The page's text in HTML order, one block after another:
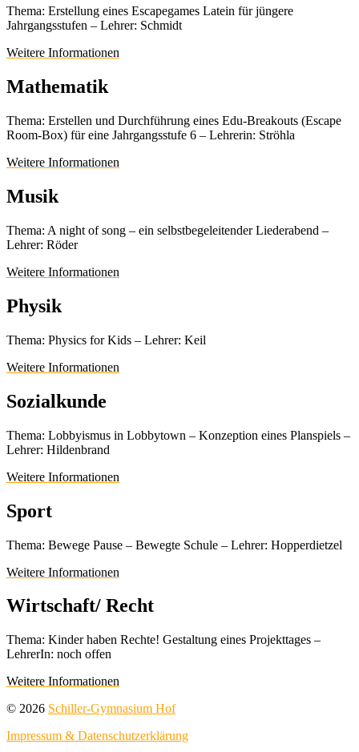
Thema: Erstellung eines Escapegames Latein für jüngere
Jahrgangsstufen – Lehrer: Schmidt
Weitere Informationen
Mathematik
Thema: Erstellen und Durchführung eines Edu-Breakouts (Escape
Room-Box) für eine Jahrgangsstufe 6 – Lehrerin: Ströhla
Weitere Informationen
Musik
Thema: A night of song – ein selbstbegeleitender Liederabend –
Lehrer: Röder
Weitere Informationen
Physik
Thema: Physics for Kids – Lehrer: Keil
Weitere Informationen
Sozialkunde
Thema: Lobbyismus in Lobbytown – Konzeption eines Planspiels –
Lehrer: Hildenbrand
Weitere Informationen
Sport
Thema: Bewege Pause – Bewegte Schule – Lehrer: Hopperdietzel
Weitere Informationen
Wirtschaft/ Recht
Thema: Kinder haben Rechte! Gestaltung eines Projekttages –
LehrerIn: noch offen
Weitere Informationen
© 2026 Schiller-Gymnasium Hof
Impressum & Datenschutzerklärung